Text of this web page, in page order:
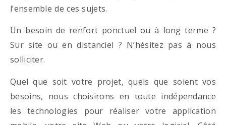
l’ensemble de ces sujets.
Un besoin de renfort ponctuel ou à long terme ?
Sur site ou en distanciel ? N’hésitez pas à nous
solliciter.
Quel que soit votre projet, quels que soient vos
besoins, nous choisirons en toute indépendance
les technologies pour réaliser votre application